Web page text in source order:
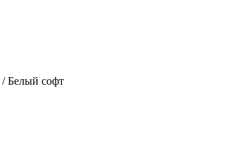
/ Белый софт